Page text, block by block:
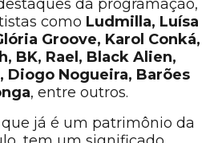
da programação,
como Ludmilla, Luísa
Groove, Karol Conká,
BK, Rael, Black Alien,
Diogo Nogueira, Barões
, entre outros.
que já é um patrimônio da